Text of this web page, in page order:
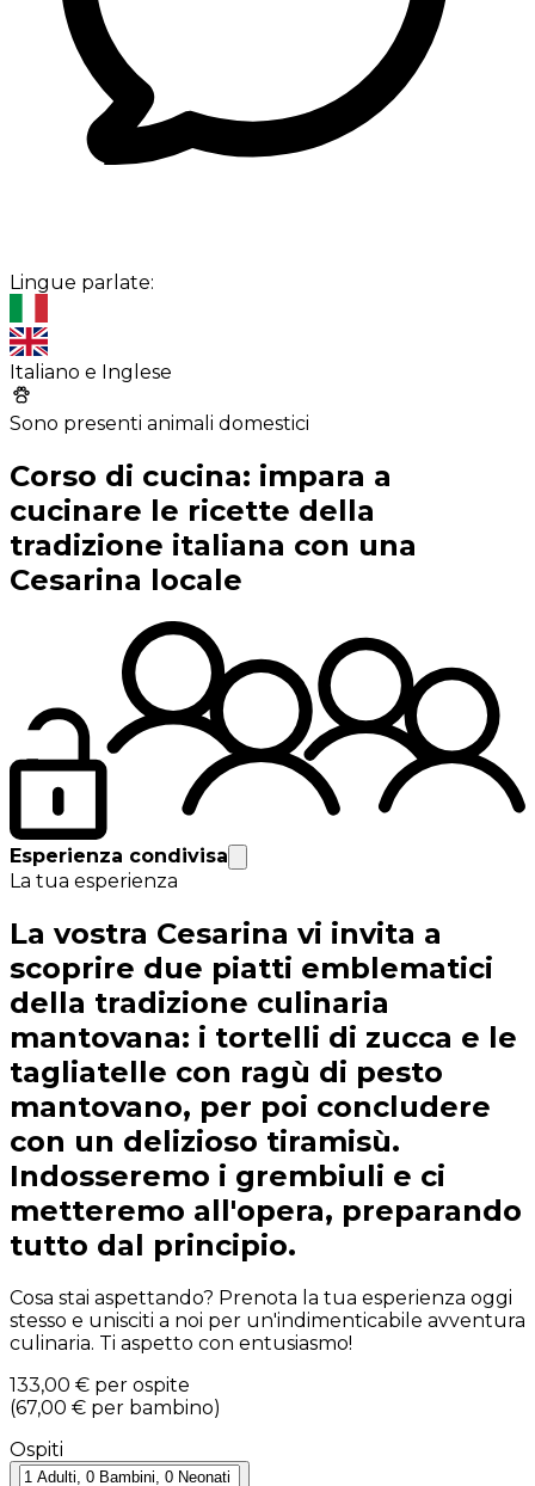
Lingue parlate:
Italiano e Inglese
Sono presenti animali domestici
Corso di cucina: impara a
cucinare le ricette della
tradizione italiana con una
Cesarina locale
Esperienza condivisa
La tua esperienza
La vostra Cesarina vi invita a
scoprire due piatti emblematici
della tradizione culinaria
mantovana: i tortelli di zucca e le
tagliatelle con ragù di pesto
mantovano, per poi concludere
con un delizioso tiramisù.
Indosseremo i grembiuli e ci
metteremo all'opera, preparando
tutto dal principio.
Cosa stai aspettando? Prenota la tua esperienza oggi
stesso e unisciti a noi per un'indimenticabile avventura
culinaria. Ti aspetto con entusiasmo!
133,00 € per ospite
(67,00 € per bambino)
Ospiti